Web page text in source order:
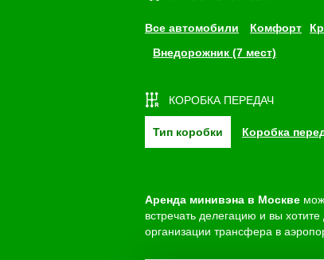
Все автомобили Комфорт
внедорожник (7 мест)
КОРОБКА ПЕРЕДАЧ
Тип коробки Коробка
Аренда минивэна в Москве
встречать делегацию и вы
организации трансфера в